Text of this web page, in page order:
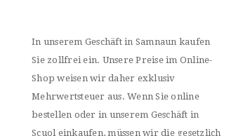
In unserem Geschäft in Samnaun kaufen
Sie zollfrei ein. Unsere Preise im Online-
Shop weisen wir daher exklusiv
Mehrwertsteuer aus. Wenn Sie online
bestellen oder in unserem Geschäft in
Scuol einkaufen, müssen wir die gesetzlich